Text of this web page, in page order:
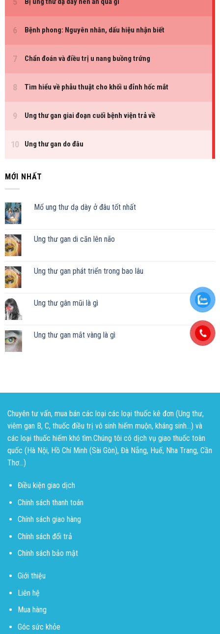
MỚI NHẤT
Mổ ung thư dạ dày ở đâu tốt nhất
Ung thư gan di căn lên não
Ung thư gan phát triển trong bao lâu
Ung thư gân mũi là gì
Ung thư gan mắt vàng là gì
Chuyên tư vấn, mua bán các loại các loại thuốc kê đơn (Ung thư,
viêm gan B, C, thuốc điều trị vô sinh hiếm muộn, kháng sinh...) và
các loại thuốc hiếm khó tìm.Chúng tôi có dịch vụ giao thuốc toàn
quốc (Hà Nội, Hồ Chí Minh (Sài Gòn), Đà Nẵng, Huế, Nha Trang, Cần
Thơ...)
Điều kiện giao dịch
Chính sách thanh toán
Chính sách giao hàng
Chính sách đổi trả
Chính sách bảo mật
Giới thiệu
Liên hệ
Mua hàng
Góc sức khỏe